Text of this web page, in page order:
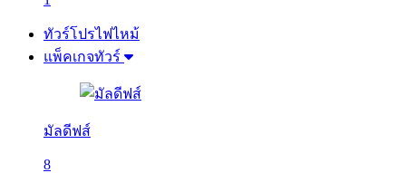
ทัวร์โปรไฟไหม้
แพ็คเกจทัวร์
มัลดีฟส์
8